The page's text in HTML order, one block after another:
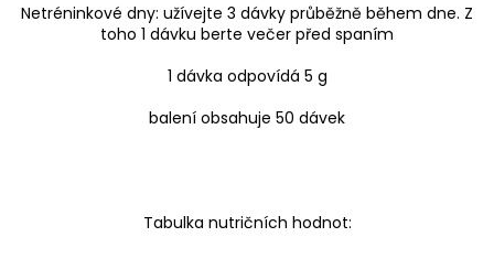
Netréninkové dny: užívejte 3 dávky průběžně během dne. Z
toho 1 dávku berte večer před spaním
1 dávka odpovídá 5 g
balení obsahuje 50 dávek
Tabulka nutričních hodnot: